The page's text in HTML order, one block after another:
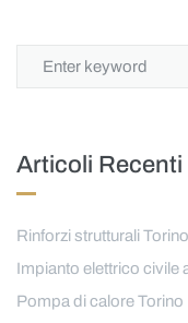
Articoli Recenti
Rinforzi strutturali
Impianto elettrico civile
Pompa di calore Torino